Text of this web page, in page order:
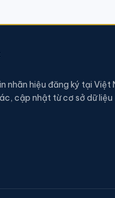
nhãn hiệu đăng ký tại Việt
cập nhật từ cơ sở dữ liệu